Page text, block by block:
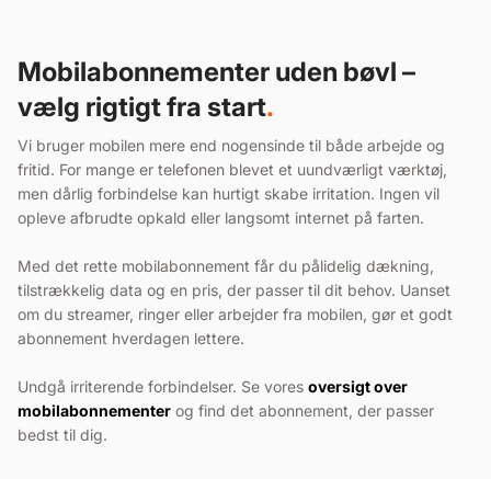
Mobilabonnementer uden bøvl –
vælg rigtigt fra start.
Vi bruger mobilen mere end nogensinde til både arbejde og
fritid. For mange er telefonen blevet et uundværligt værktøj,
men dårlig forbindelse kan hurtigt skabe irritation. Ingen vil
opleve afbrudte opkald eller langsomt internet på farten.
Med det rette mobilabonnement får du pålidelig dækning,
tilstrækkelig data og en pris, der passer til dit behov. Uanset
om du streamer, ringer eller arbejder fra mobilen, gør et godt
abonnement hverdagen lettere.
Undgå irriterende forbindelser. Se vores oversigt over
mobilabonnementer og find det abonnement, der passer
bedst til dig.